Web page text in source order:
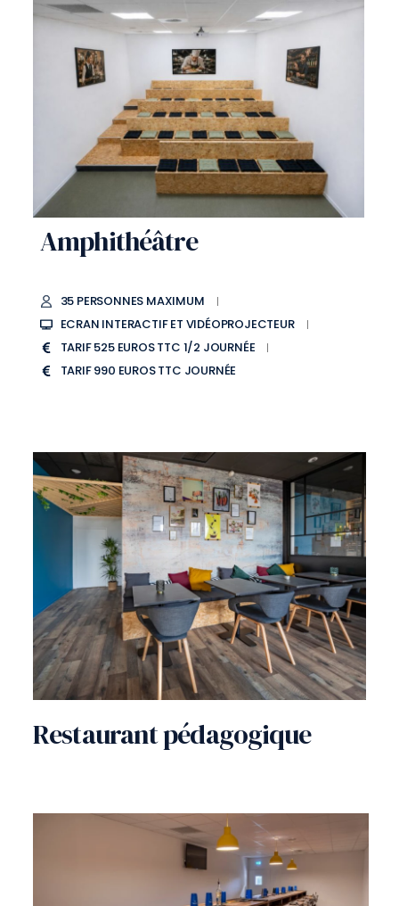
Amphithéâtre
35 PERSONNES MAXIMUM
ECRAN INTERACTIF ET VIDÉOPROJECTEUR
TARIF 525 EUROS TTC 1/2 JOURNÉE
TARIF 990 EUROS TTC JOURNÉE
Restaurant pédagogique